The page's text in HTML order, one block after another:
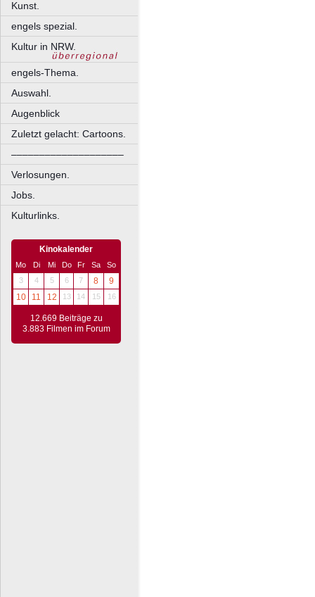
Kunst.
engels spezial.
Kultur in NRW.
engels-Thema.
Auswahl.
Augenblick
Zuletzt gelacht: Cartoons.
––––––––––––––––––––
Verlosungen.
Jobs.
Kulturlinks.
Kinokalender
Mo Di Mi Do Fr Sa
So
3
4 5 6 7 8
9
10
11 12 13 14 15 16
12.669 Beiträge zu
3.883 Filmen im Forum